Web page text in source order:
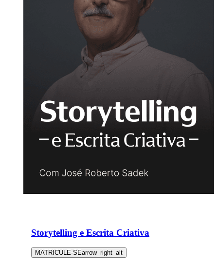
Storytelling e Escrita Criativa
MATRICULE-SEarrow_right_alt